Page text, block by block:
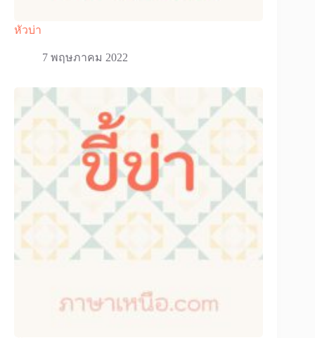
หัวบ่า
7 พฤษภาคม 2022